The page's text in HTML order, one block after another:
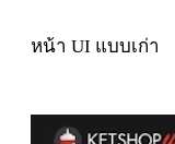
หน้า UI แบบเก่า